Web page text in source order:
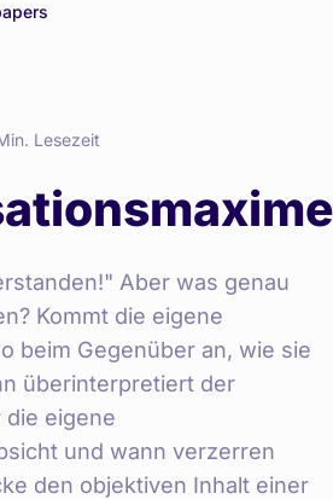
Lesezeit
Aber was genau
Kommt die eigene
beim Gegenüber an, wie sie
überinterpretiert der
eigene
und wann verzerren
den objektiven Inhalt einer